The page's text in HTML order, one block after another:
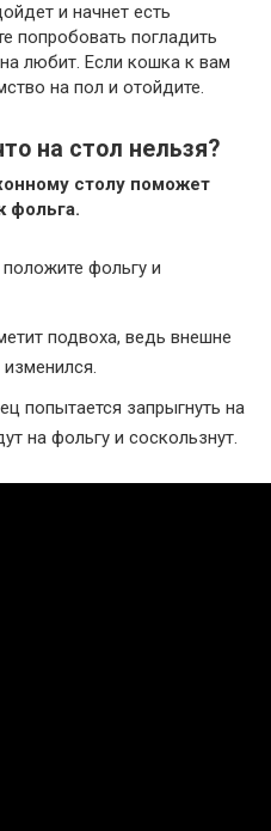
и начнет есть
попробовать погладить
любит. Если кошка к вам
на пол и отойдите.
на стол нельзя?
столу поможет
фольга.
фольгу и
подвоха, ведь внешне
попытается запрыгнуть на
на фольгу и соскользнут.